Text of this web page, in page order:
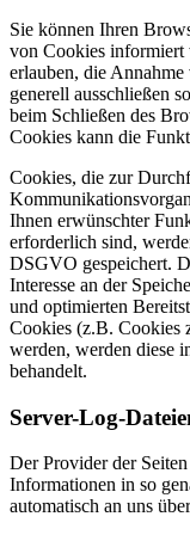
Sie können Ihren
von Cookies
erlauben, die
generell ausschließen
beim Schließen des
Cookies kann die
Cookies, die zur
Ihnen erwünschter
erforderlich sind,
DSGVO gespeichert.
Interesse an der
und optimierten
Cookies (z.B. Cookies
werden, werden diese
behandelt.
Server-Log-
Der Provider der
Informationen in so
automatisch an uns